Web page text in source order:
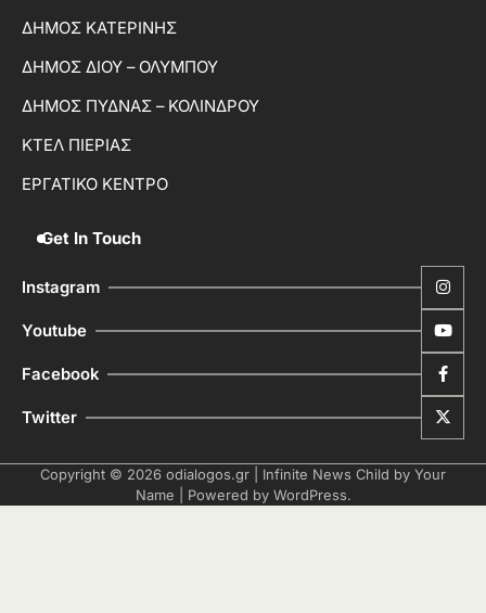
ΔΗΜΟΣ ΚΑΤΕΡΙΝΗΣ
ΔΗΜΟΣ ΔΙΟΥ – ΟΛΥΜΠΟΥ
ΔΗΜΟΣ ΠΥΔΝΑΣ – ΚΟΛΙΝΔΡΟΥ
ΚΤΕΛ ΠΙΕΡΙΑΣ
ΕΡΓΑΤΙΚΟ ΚΕΝΤΡΟ
Get In Touch
Instagram
Youtube
Facebook
Twitter
Copyright © 2026 odialogos.gr | Infinite News Child by Your
Name | Powered by WordPress.